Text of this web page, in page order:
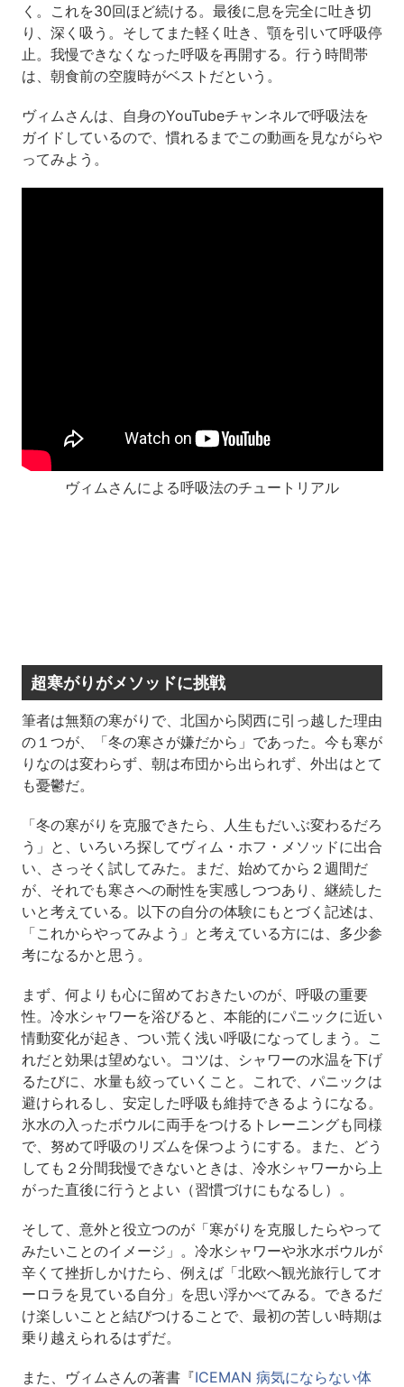
く。これを30回ほど続ける。最後に息を完全に吐き切
り、深く吸う。そしてまた軽く吐き、顎を引いて呼吸停
止。我慢できなくなった呼吸を再開する。行う時間帯
は、朝食前の空腹時がベストだという。
ヴィムさんは、自身のYouTubeチャンネルで呼吸法を
ガイドしているので、慣れるまでこの動画を見ながらや
ってみよう。
ヴィムさんによる呼吸法のチュートリアル
超寒がりがメソッドに挑戦
筆者は無類の寒がりで、北国から関西に引っ越した理由
の１つが、「冬の寒さが嫌だから」であった。今も寒が
りなのは変わらず、朝は布団から出られず、外出はとて
も憂鬱だ。
「冬の寒がりを克服できたら、人生もだいぶ変わるだろ
う」と、いろいろ探してヴィム・ホフ・メソッドに出合
い、さっそく試してみた。まだ、始めてから２週間だ
が、それでも寒さへの耐性を実感しつつあり、継続した
いと考えている。以下の自分の体験にもとづく記述は、
「これからやってみよう」と考えている方には、多少参
考になるかと思う。
まず、何よりも心に留めておきたいのが、呼吸の重要
性。冷水シャワーを浴びると、本能的にパニックに近い
情動変化が起き、つい荒く浅い呼吸になってしまう。こ
れだと効果は望めない。コツは、シャワーの水温を下げ
るたびに、水量も絞っていくこと。これで、パニックは
避けられるし、安定した呼吸も維持できるようになる。
氷水の入ったボウルに両手をつけるトレーニングも同様
で、努めて呼吸のリズムを保つようにする。また、どう
しても２分間我慢できないときは、冷水シャワーから上
がった直後に行うとよい（習慣づけにもなるし）。
そして、意外と役立つのが「寒がりを克服したらやって
みたいことのイメージ」。冷水シャワーや氷水ボウルが
辛くて挫折しかけたら、例えば「北欧へ観光旅行してオ
ーロラを見ている自分」を思い浮かべてみる。できるだ
け楽しいことと結びつけることで、最初の苦しい時期は
乗り越えられるはずだ。
また、ヴィムさんの著書『ICEMAN 病気にならない体